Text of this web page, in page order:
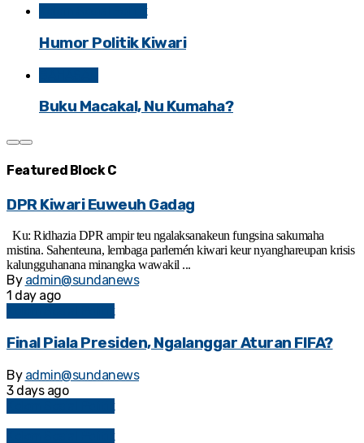
Humor Politik Kiwari
Buku Macakal, Nu Kumaha?
Featured Block C
DPR Kiwari Euweuh Gadag
Ku: Ridhazia DPR ampir teu ngalaksanakeun fungsina sakumaha
mistina. Sahenteuna, lembaga parlemén kiwari keur nyanghareupan krisis
kalungguhanana minangka wawakil ...
By admin@sundanews
1 day ago
Final Piala Presiden, Ngalanggar Aturan FIFA?
By admin@sundanews
3 days ago